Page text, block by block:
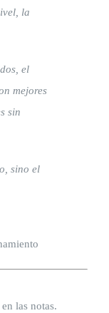
la
el
mejores
sin
sino el
las notas.